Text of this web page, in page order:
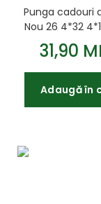
Punga cadouri
Nou 26 4*32
31,90
Adaugă în